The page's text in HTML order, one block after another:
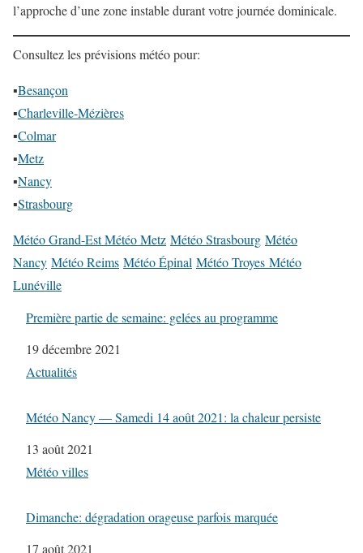
l’approche d’une zone instable durant votre journée dominicale.
Consultez les prévisions météo pour:
▪Besançon
▪Charleville-Mézières
▪Colmar
▪Metz
▪Nancy
▪Strasbourg
Météo Grand-Est Météo Metz Météo Strasbourg Météo
Nancy Météo Reims Météo Épinal Météo Troyes Météo
Lunéville
Première partie de semaine: gelées au programme
Date
19 décembre 2021
Par rapport à
Actualités
Météo Nancy — Samedi 14 août 2021: la chaleur persiste
Date
13 août 2021
Par rapport à
Météo villes
Dimanche: dégradation orageuse parfois marquée
Date
17 août 2021